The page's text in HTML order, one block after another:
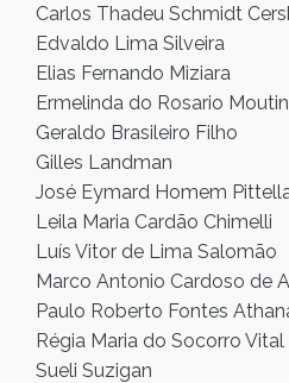
Carlos Thadeu Schmidt
Edvaldo Lima Silveira
Elias Fernando Miziara
Ermelinda do Rosario
Geraldo Brasileiro Filho
Gilles Landman
José Eymard Homem
Leila Maria Cardão Chimelli
Luís Vitor de Lima Salomão
Marco Antonio Cardoso de
Paulo Roberto Fontes
Régia Maria do Socorro
Sueli Suzigan